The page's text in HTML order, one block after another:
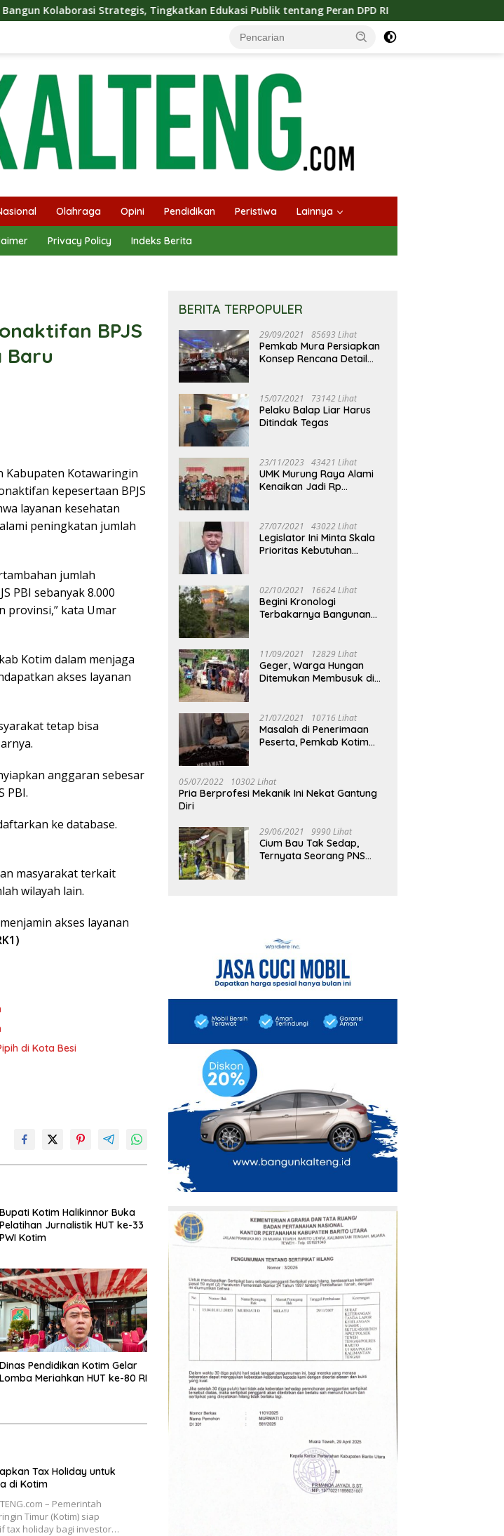
Strategis, Tingkatkan Edukasi Publik tentang Peran DPD RI Masuknya Musim
Olahraga Opini Pendidikan Peristiwa Lainnya
Privacy Policy Indeks Berita
BPJS
Baru
Kabupaten Kotawaringin
kepesertaan BPJS
layanan kesehatan
peningkatan jumlah
jumlah
PBI sebanyak 8.000
provinsi,” kata Umar
Kotim dalam menjaga
akses layanan
tetap bisa
anggaran sebesar
PBI.
ke database.
masyarakat terkait
wilayah lain.
akses layanan
di Kota Besi
Bupati Kotim Halikinnor Buka
Pelatihan Jurnalistik HUT ke-33
PWI Kotim
Dinas Pendidikan Kotim Gelar
Lomba Meriahkan HUT ke-80 RI
Tax Holiday untuk
di Kotim
– Pemerintah
Timur (Kotim) siap
tax holiday bagi investor…
BERITA TERPOPULER
29/09/2021 85693 Lihat
Pemkab Mura Persiapkan
Konsep Rencana Detail
15/07/2021 73142 Lihat
Pelaku Balap Liar Harus
Ditindak Tegas
23/11/2023 43421 Lihat
UMK Murung Raya Alami
Kenaikan Jadi Rp
27/07/2021 43022 Lihat
Legislator Ini Minta Skala
Prioritas Kebutuhan
02/10/2021 16624 Lihat
Begini Kronologi
Terbakarnya Bangunan
11/09/2021 12829 Lihat
Geger, Warga Hungan
Ditemukan Membusuk di
21/07/2021 10716 Lihat
Masalah di Penerimaan
Peserta, Pemkab Kotim
05/07/2022 10302 Lihat
Pria Berprofesi Mekanik Ini Nekat Gantung
Diri
29/06/2021 9990 Lihat
Cium Bau Tak Sedap,
Ternyata Seorang PNS